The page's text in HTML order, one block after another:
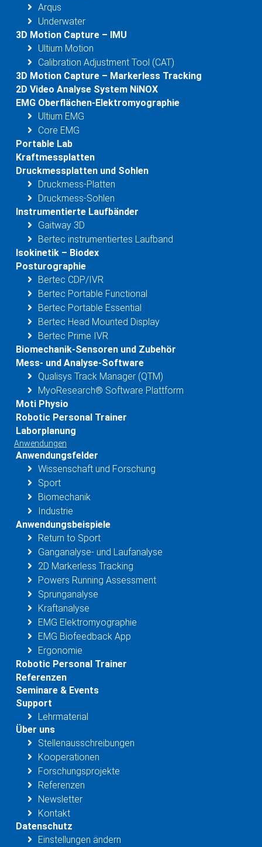
Arqus
Underwater
3D Motion Capture – IMU
Ultium Motion
Calibration Adjustment Tool (CAT)
3D Motion Capture – Markerless Tracking
2D Video Analyse System NiNOX
EMG Oberflächen-Elektromyographie
Ultium EMG
Core EMG
Portable Lab
Kraftmessplatten
Druckmessplatten und Sohlen
Druckmess-Platten
Druckmess-Sohlen
Instrumentierte Laufbänder
Gaitway 3D
Bertec instrumentiertes Laufband
Isokinetik – Biodex
Posturographie
Bertec CDP/IVR
Bertec Portable Functional
Bertec Portable Essential
Bertec Head Mounted Display
Bertec Prime IVR
Biomechanik-Sensoren und Zubehör
Mess- und Analyse-Software
Qualisys Track Manager (QTM)
MyoResearch® Software Plattform
Moti Physio
Robotic Personal Trainer
Laborplanung
Anwendungen
Anwendungsfelder
Wissenschaft und Forschung
Sport
Biomechanik
Industrie
Anwendungsbeispiele
Return to Sport
Ganganalyse- und Laufanalyse
2D Markerless Tracking
Powers Running Assessment
Sprunganalyse
Kraftanalyse
EMG Elektromyographie
EMG Biofeedback App
Ergonomie
Robotic Personal Trainer
Referenzen
Seminare & Events
Support
Lehrmaterial
Über uns
Stellenausschreibungen
Kooperationen
Forschungsprojekte
Referenzen
Newsletter
Kontakt
Datenschutz
Einstellungen ändern